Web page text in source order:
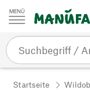
Zum Inhalt springen
Startseite